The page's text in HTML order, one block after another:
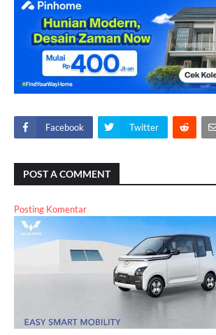
Facebook Twitter
POST A COMMENT
Posting Komentar